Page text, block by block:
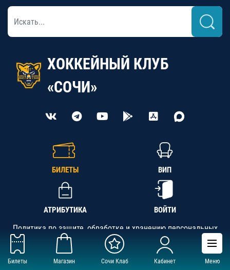
Билеты Магазин Сочи Клаб Кабинет Меню
ХОККЕЙНЫЙ КЛУБ
«СОЧИ»
БИЛЕТЫ ВИП
АТРИБУТИКА ВОЙТИ
Политика по защите, обработке и хранению персональных
данных
АНО «СК «Кубань-Регион», ОГРН 1142300002349,